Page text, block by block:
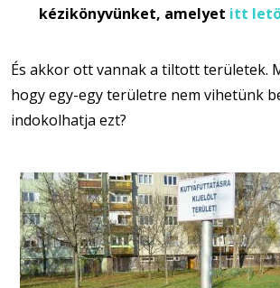
kézikönyvünket, amelyet itt
És akkor ott vannak a tiltott területek.
hogy egy-egy területre nem vihetünk
indokolhatja ezt?